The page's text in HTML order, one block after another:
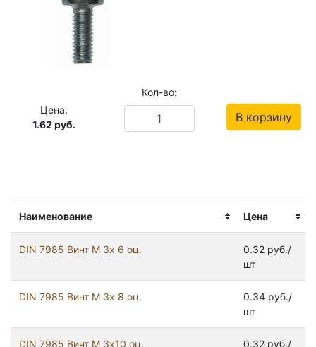
Наименование Цена
DIN 7985 Винт М 3х 6 оц.
0.32 руб./
шт
DIN 7985 Винт М 3х 8 оц.
0.34 руб./
шт
DIN 7985 Винт М 3х10 оц.
0.32 руб./
Цена:
1.62 руб.
Кол-во:
В корзину